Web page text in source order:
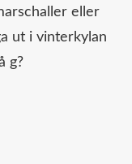
eller
ut i vinterkylan
g?